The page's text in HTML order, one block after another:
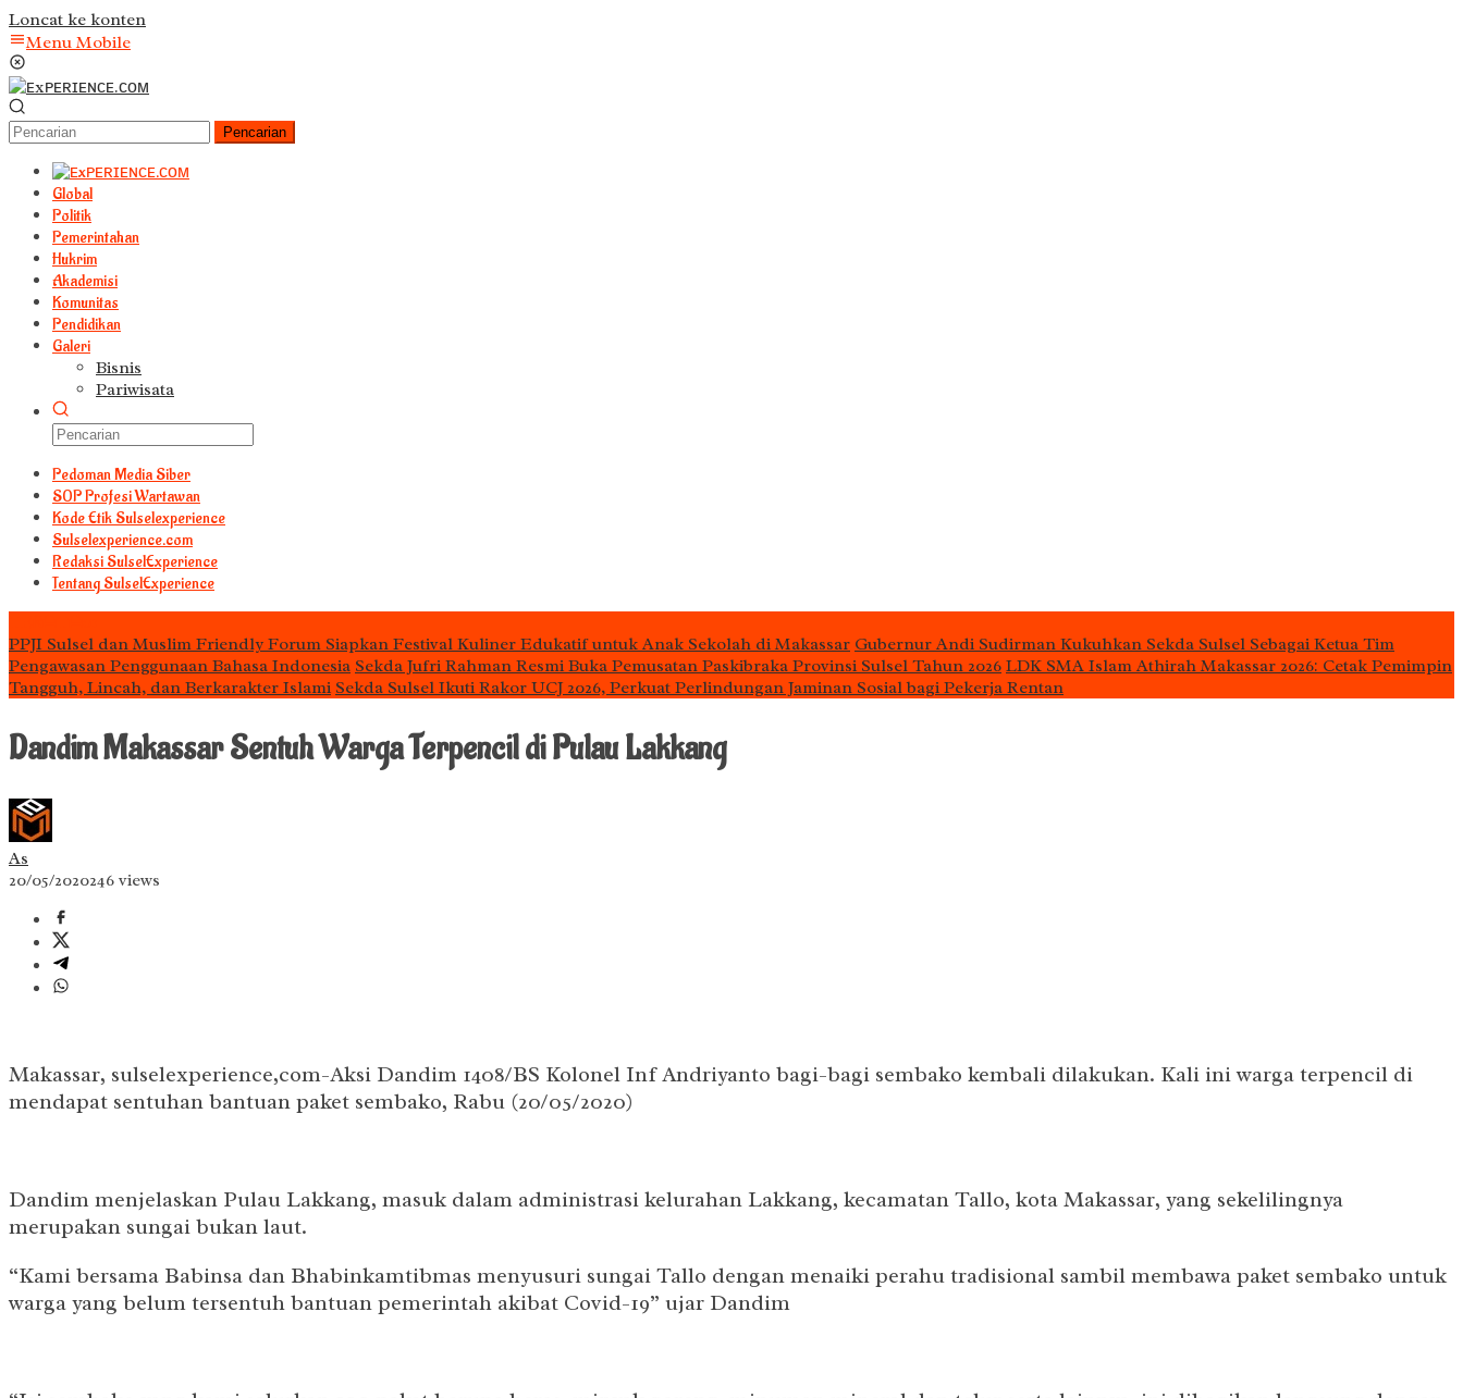
Loncat ke konten
Menu Mobile
Pencarian
Global
Politik
Pemerintahan
Hukrim
Akademisi
Komunitas
Pendidikan
Galeri
Bisnis
Pariwisata
Pedoman Media Siber
S0P Profesi Wartawan
Kode Etik Sulselexperience
Sulselexperience.com
Redaksi SulselExperience
Tentang SulselExperience
PPJI Sulsel dan Muslim Friendly Forum Siapkan Festival Kuliner Edukatif untuk Anak Sekolah di Makassar Gubernur Andi Sudirman Kukuhkan Sekda Sulsel Sebagai Ketua Tim
Pengawasan Penggunaan Bahasa Indonesia Sekda Jufri Rahman Resmi Buka Pemusatan Paskibraka Provinsi Sulsel Tahun 2026 LDK SMA Islam Athirah Makassar 2026: Cetak Pemimpin
Tangguh, Lincah, dan Berkarakter Islami Sekda Sulsel Ikuti Rakor UCJ 2026, Perkuat Perlindungan Jaminan Sosial bagi Pekerja Rentan
Dandim Makassar Sentuh Warga Terpencil di Pulau Lakkang
As
20/05/2020246 views
Makassar, sulselexperience,com-Aksi Dandim 1408/BS Kolonel Inf Andriyanto bagi-bagi sembako kembali dilakukan. Kali ini warga terpencil di
mendapat sentuhan bantuan paket sembako, Rabu (20/05/2020)
Dandim menjelaskan Pulau Lakkang, masuk dalam administrasi kelurahan Lakkang, kecamatan Tallo, kota Makassar, yang sekelilingnya
merupakan sungai bukan laut.
“Kami bersama Babinsa dan Bhabinkamtibmas menyusuri sungai Tallo dengan menaiki perahu tradisional sambil membawa paket sembako untuk
warga yang belum tersentuh bantuan pemerintah akibat Covid-19” ujar Dandim